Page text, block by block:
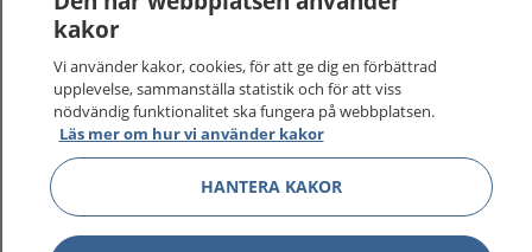
På 1177.se får du råd om hälsa och information om
sjukdomar och vilka mottagningar du kan kontakta.
Logga in för att läsa din journal och göra dina
vårdärenden. Ring telefonnummer 1177 för
sjukvårdsrådgivning dygnet runt.
1177 ger dig råd när du vill må bättre.
kakor
Vi använder kakor, cookies, för att ge dig en förbättrad
upplevelse, sammanställa statistik och för att viss
nödvändig funktionalitet ska fungera på webbplatsen.
Läs mer om hur vi använder kakor
HANTERA KAKOR